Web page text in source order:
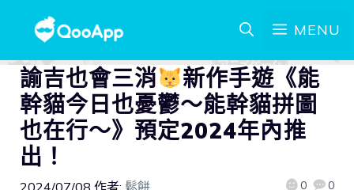
MENU
諭吉也會三消
新作手遊《能
幹貓今日也憂鬱～能幹貓拼圖
也在行～》預定2024年內推
出！
2024/07/08 作者: 鬆餅 0 0